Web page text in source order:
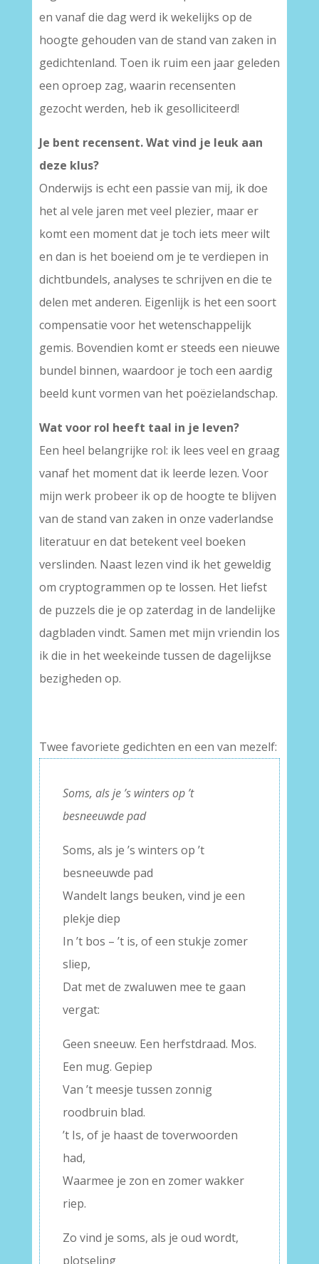
en vanaf die dag werd ik wekelijks op de
hoogte gehouden van de stand van zaken in
gedichtenland. Toen ik ruim een jaar geleden
een oproep zag, waarin recensenten
gezocht werden, heb ik gesolliciteerd!
Je bent recensent. Wat vind je leuk aan
deze klus?
Onderwijs is echt een passie van mij, ik doe
het al vele jaren met veel plezier, maar er
komt een moment dat je toch iets meer wilt
en dan is het boeiend om je te verdiepen in
dichtbundels, analyses te schrijven en die te
delen met anderen. Eigenlijk is het een soort
compensatie voor het wetenschappelijk
gemis. Bovendien komt er steeds een nieuwe
bundel binnen, waardoor je toch een aardig
beeld kunt vormen van het poëzielandschap.
Wat voor rol heeft taal in je leven?
Een heel belangrijke rol: ik lees veel en graag
vanaf het moment dat ik leerde lezen. Voor
mijn werk probeer ik op de hoogte te blijven
van de stand van zaken in onze vaderlandse
literatuur en dat betekent veel boeken
verslinden. Naast lezen vind ik het geweldig
om cryptogrammen op te lossen. Het liefst
de puzzels die je op zaterdag in de landelijke
dagbladen vindt. Samen met mijn vriendin los
ik die in het weekeinde tussen de dagelijkse
bezigheden op.
Twee favoriete gedichten en een van mezelf:
Soms, als je ’s winters op ’t
besneeuwde pad
Soms, als je ’s winters op ’t
besneeuwde pad
Wandelt langs beuken, vind je een
plekje diep
In ’t bos – ’t is, of een stukje zomer
sliep,
Dat met de zwaluwen mee te gaan
vergat:
Geen sneeuw. Een herfstdraad. Mos.
Een mug. Gepiep
Van ’t meesje tussen zonnig
roodbruin blad.
’t Is, of je haast de toverwoorden
had,
Waarmee je zon en zomer wakker
riep.
Zo vind je soms, als je oud wordt,
plotseling